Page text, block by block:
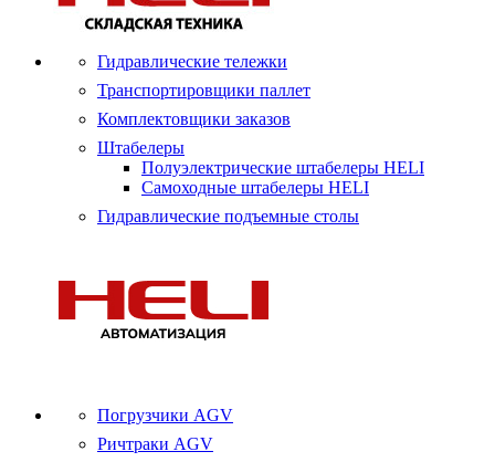
Гидравлические тележки
Транспортировщики паллет
Комплектовщики заказов
Штабелеры
Полуэлектрические штабелеры HELI
Самоходные штабелеры HELI
Гидравлические подъемные столы
Погрузчики AGV
Ричтраки AGV